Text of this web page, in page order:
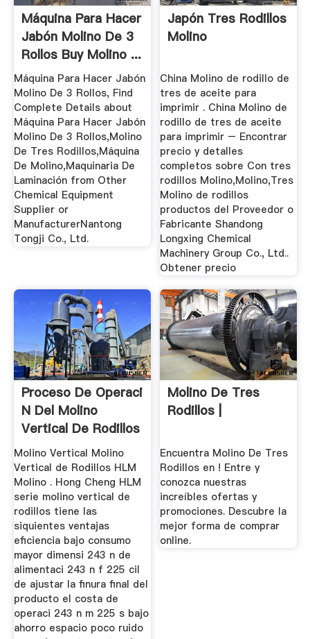
Máquina Para Hacer
Jabón Molino De 3
Rollos Buy Molino ...
Máquina Para Hacer Jabón
Molino De 3 Rollos, Find
Complete Details about
Máquina Para Hacer Jabón
Molino De 3 Rollos,Molino
De Tres Rodillos,Máquina
De Molino,Maquinaria De
Laminación from Other
Chemical Equipment
Supplier or
ManufacturerNantong
Tongji Co., Ltd.
Japón Tres Rodillos
Molino
China Molino de rodillo de
tres de aceite para
imprimir . China Molino de
rodillo de tres de aceite
para imprimir – Encontrar
precio y detalles
completos sobre Con tres
rodillos Molino,Molino,Tres
Molino de rodillos
productos del Proveedor o
Fabricante Shandong
Longxing Chemical
Machinery Group Co., Ltd..
Obtener precio
Proceso De Operaci
N Del Molino
Vertical De Rodillos
Molino Vertical Molino
Vertical de Rodillos HLM
Molino . Hong Cheng HLM
serie molino vertical de
rodillos tiene las
siquientes ventajas
eficiencia bajo consumo
mayor dimensi 243 n de
alimentaci 243 n f 225 cil
de ajustar la finura final del
producto el costa de
operaci 243 n m 225 s bajo
ahorro espacio poco ruido
Molino De Tres
Rodillos |
Encuentra Molino De Tres
Rodillos en ! Entre y
conozca nuestras
increíbles ofertas y
promociones. Descubre la
mejor forma de comprar
online.